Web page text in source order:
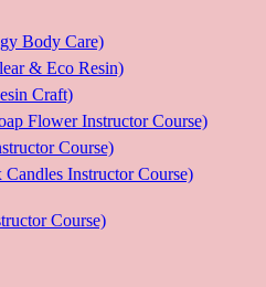
Body Care)
& Eco Resin)
Craft)
Flower Instructor Course)
Course)
Instructor Course)
Course)